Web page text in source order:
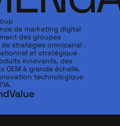
de marketing digital
des groupes
stratégies omnicanal .
et stratégique
innovants, des
à grande échelle.
technologique